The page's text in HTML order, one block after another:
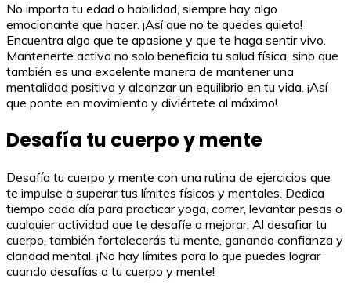
No importa tu edad o habilidad, siempre hay algo
emocionante que hacer. ¡Así que no te quedes quieto!
Encuentra algo que te apasione y que te haga sentir vivo.
Mantenerte activo no solo beneficia tu salud física, sino que
también es una excelente manera de mantener una
mentalidad positiva y alcanzar un equilibrio en tu vida. ¡Así
que ponte en movimiento y diviértete al máximo!
Desafía tu cuerpo y mente
Desafía tu cuerpo y mente con una rutina de ejercicios que
te impulse a superar tus límites físicos y mentales. Dedica
tiempo cada día para practicar yoga, correr, levantar pesas o
cualquier actividad que te desafíe a mejorar. Al desafiar tu
cuerpo, también fortalecerás tu mente, ganando confianza y
claridad mental. ¡No hay límites para lo que puedes lograr
cuando desafías a tu cuerpo y mente!